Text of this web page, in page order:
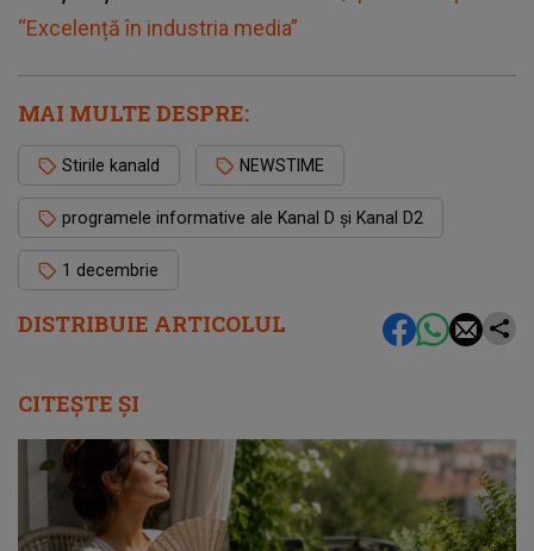
DISTRIBUIE ARTICOLUL
“Excelență în industria media”
MAI MULTE DESPRE:
Stirile kanald NEWSTIME
programele informative ale Kanal D și Kanal D2
1 decembrie
CITEȘTE ȘI